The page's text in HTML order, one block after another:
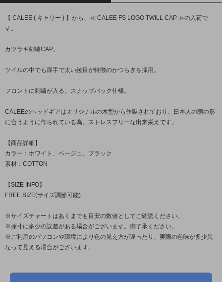
【 CALEE ( キャリー ) 】から、≪ CALEE FS LOGO TWILL CAP ≫の入荷で
す。
カツラギ刺繍CAP。
ツイルの中でも厚手で太い綾目が特徴のかつらぎを採用。
フロントに刺繍が入る。スナップバック仕様。
CALEEのヘッドギアはオリジナルの木型から作製されており、日本人の頭の形
に合うように作られている為、ストレスフリーな出来栄えです。
【商品詳細】
カラー：ホワイト、ベージュ、ブラック
素材：COTTON
【SIZE INFO】
FREE SIZE(サイズ調節可能)
※サイズチャートはあくまでも目安の数値としてご確認ください。
※採寸に多少の誤差がある場合がございます。御了承ください。
※ご利用のパソコンや環境により色の見え方が違ったり、実際の色味が多少異
なって見える場合がございます。